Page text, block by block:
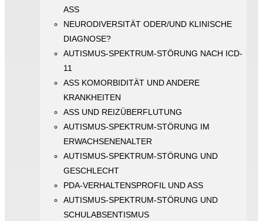
ASS
NEURODIVERSITÄT ODER/UND KLINISCHE
DIAGNOSE?
AUTISMUS-SPEKTRUM-STÖRUNG NACH ICD-
11
ASS KOMORBIDITÄT UND ANDERE
KRANKHEITEN
ASS UND REIZÜBERFLUTUNG
AUTISMUS-SPEKTRUM-STÖRUNG IM
ERWACHSENENALTER
AUTISMUS-SPEKTRUM-STÖRUNG UND
GESCHLECHT
PDA-VERHALTENSPROFIL UND ASS
AUTISMUS-SPEKTRUM-STÖRUNG UND
SCHULABSENTISMUS